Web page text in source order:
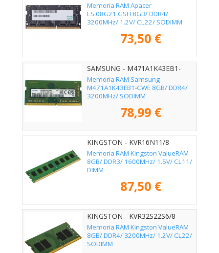
Memoria RAM Apacer
ES.08G21.GSH 8GB/ DDR4/
3200MHz/ 1.2V/ CL22/ SODIMM
73,50 €
SAMSUNG - M471A1K43EB1-
CWE
Memoria RAM Samsung
M471A1K43EB1-CWE 8GB/ DDR4/
3200MHz/ SODIMM
78,99 €
KINGSTON - KVR16N11/8
Memoria RAM Kingston ValueRAM
8GB/ DDR3/ 1600MHz/ 1.5V/ CL11/
DIMM
87,50 €
KINGSTON - KVR32S22S6/8
Memoria RAM Kingston ValueRAM
8GB/ DDR4/ 3200MHz/ 1.2V/ CL22/
SODIMM